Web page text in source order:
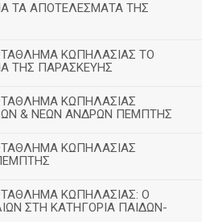
ΤΑ ΑΠΟΤΕΛΕΣΜΑΤΑ ΤΗΣ
ΚΩΠΗΛΑΣΙΑΣ ΤΟ
ΤΗΣ ΠΑΡΑΣΚΕΥΗΣ
ΚΩΠΗΛΑΣΙΑΣ
& ΝΕΩΝ ΑΝΔΡΩΝ ΠΕΜΠΤΗΣ
ΚΩΠΗΛΑΣΙΑΣ
ΚΩΠΗΛΑΣΙΑΣ: Ο
ΣΤΗ ΚΑΤΗΓΟΡΙΑ ΠΑΙΔΩΝ-